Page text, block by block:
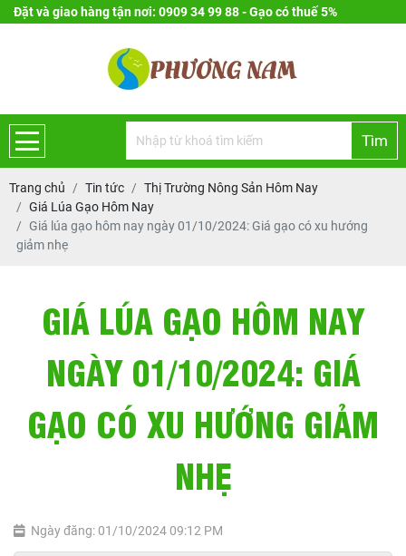
Đặt và giao hàng tận nơi: 0909 34 99 88 - Gạo có thuế 5%
Tìm
Trang chủ Tin tức
Thị Trường Nông Sản Hôm Nay
Giá Lúa Gạo Hôm Nay
Giá lúa gạo hôm nay ngày 01/10/2024: Giá gạo có xu hướng
giảm nhẹ
GIÁ LÚA GẠO HÔM NAY
NGÀY 01/10/2024: GIÁ
GẠO CÓ XU HƯỚNG GIẢM
NHẸ
Ngày đăng: 01/10/2024 09:12 PM